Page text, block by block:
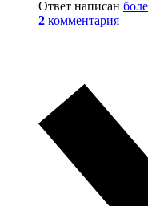
Ответ написан
2 комментария